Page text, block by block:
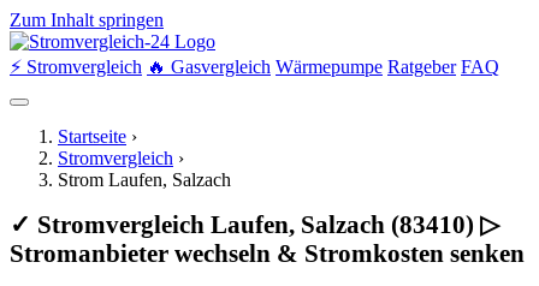
Zum Inhalt springen
⚡ Stromvergleich 🔥 Gasvergleich Wärmepumpe Ratgeber FAQ
Startseite ›
Stromvergleich ›
Strom Laufen, Salzach
✓ Stromvergleich Laufen, Salzach (83410) ▷
Stromanbieter wechseln & Stromkosten senken